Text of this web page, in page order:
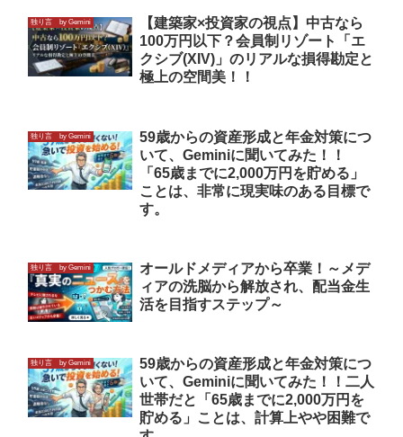
独り言 by Gemini
【建築家×投資家の視点】中古なら
100万円以下？会員制リゾート「エ
クシブ(XIV)」のリアルな損得勘定と
極上の空間美！！
独り言 by Gemini
59歳からの資産形成と年金対策につ
いて、Geminiに聞いてみた！！
「65歳までに2,000万円を貯める」
ことは、非常に現実味のある目標で
す。
独り言 by Gemini
オールドメディアから卒業！～メデ
ィアの洗脳から解放され、配当金生
活を目指すステップ～
独り言 by Gemini
59歳からの資産形成と年金対策につ
いて、Geminiに聞いてみた！！二人
世帯だと「65歳までに2,000万円を
貯める」ことは、計算上やや困難で